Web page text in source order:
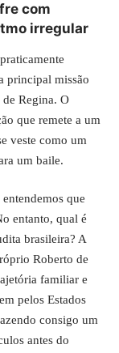
com
irregular
principal missão
Regina. O
que remete a um
veste como um
um baile.
que
entanto, qual é
brasileira? A
Roberto de
familiar e
pelos Estados
consigo um
antes do